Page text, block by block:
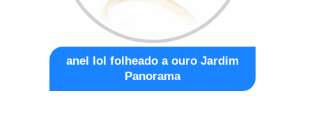
anel lol folheado a ouro Jardim
Panorama